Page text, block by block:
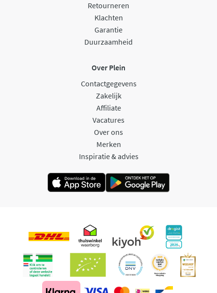
Retourneren
Klachten
Garantie
Duurzaamheid
Over Plein
Contactgegevens
Zakelijk
Affiliate
Vacatures
Over ons
Merken
Inspiratie & advies